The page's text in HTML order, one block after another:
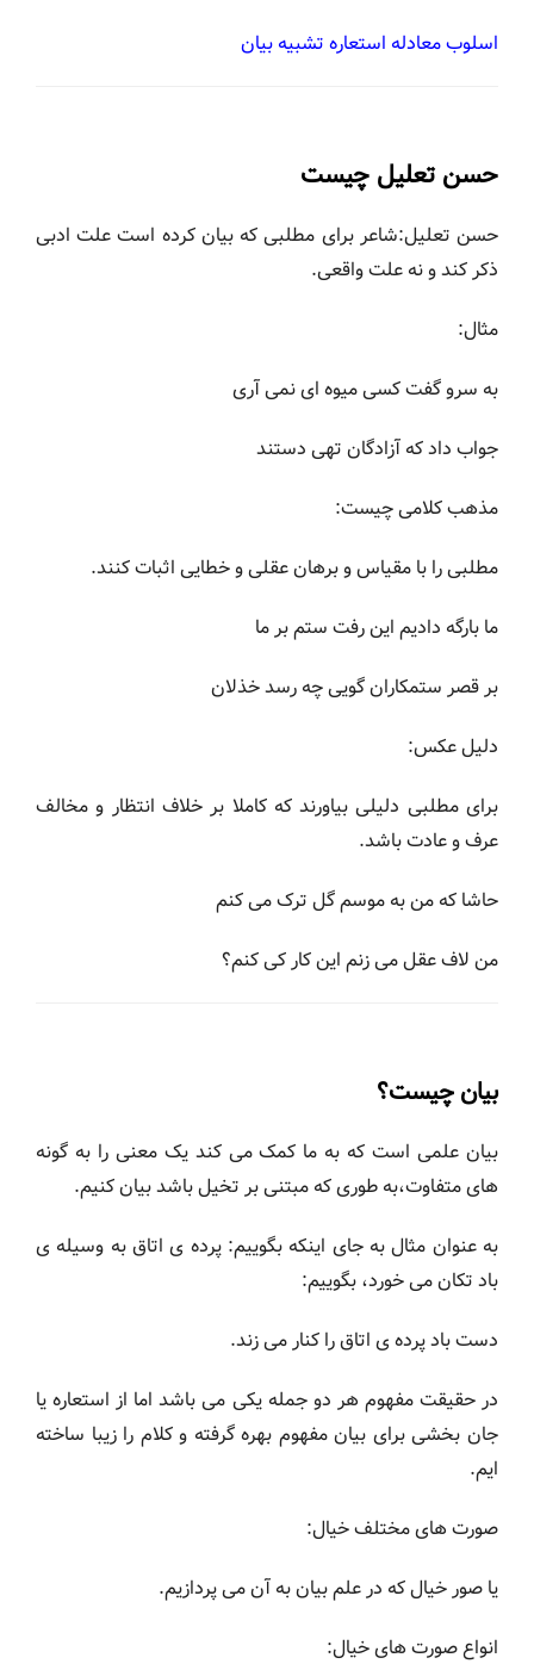
اسلوب معادله استعاره تشبیه بیان
حسن تعلیل چیست
حسن تعلیل:شاعر برای مطلبی که بیان کرده است علت ادبی
ذکر کند و نه علت واقعی.
مثال:
به سرو گفت کسی میوه ای نمی آری
جواب داد که آزادگان تهی دستند
مذهب کلامی چیست:
مطلبی را با مقیاس و برهان عقلی و خطایی اثبات کنند.
ما بارگه دادیم این رفت ستم بر ما
بر قصر ستمکاران گویی چه رسد خذلان
دلیل عکس:
برای مطلبی دلیلی بیاورند که کاملا بر خلاف انتظار و مخالف
عرف و عادت باشد.
حاشا که من به موسم گل ترک می کنم
من لاف عقل می زنم این کار کی کنم؟
بیان چیست؟
بیان علمی است که به ما کمک می کند یک معنی را به گونه
های متفاوت،به طوری که مبتنی بر تخیل باشد بیان کنیم.
به عنوان مثال به جای اینکه بگوییم: پرده ی اتاق به وسیله ی
باد تکان می خورد، بگوییم:
دست باد پرده ی اتاق را کنار می زند.
در حقیقت مفهوم هر دو جمله یکی می باشد اما از استعاره یا
جان بخشی برای بیان مفهوم بهره گرفته و کلام را زیبا ساخته
ایم.
صورت های مختلف خیال:
یا صور خیال که در علم بیان به آن می پردازیم.
انواع صورت های خیال: